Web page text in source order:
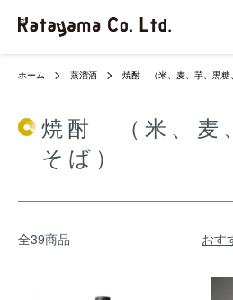
ホーム 蒸溜酒 焼酎 （米、麦、芋、黒糖
焼酎 （米、麦
そば）
全39商品 おす